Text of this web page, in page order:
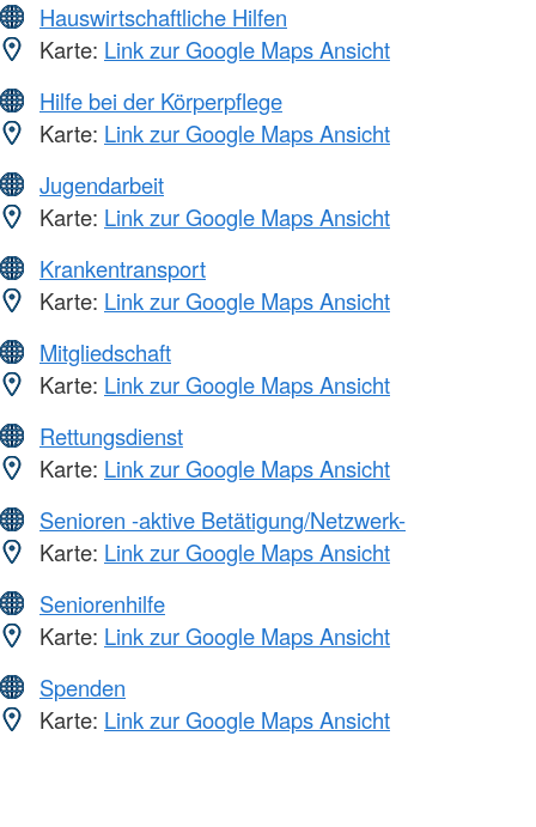
Hauswirtschaftliche Hilfen
Karte: Link zur Google Maps Ansicht
Hilfe bei der Körperpflege
Karte: Link zur Google Maps Ansicht
Jugendarbeit
Karte: Link zur Google Maps Ansicht
Krankentransport
Karte: Link zur Google Maps Ansicht
Mitgliedschaft
Karte: Link zur Google Maps Ansicht
Rettungsdienst
Karte: Link zur Google Maps Ansicht
Senioren -aktive Betätigung/Netzwerk-
Karte: Link zur Google Maps Ansicht
Seniorenhilfe
Karte: Link zur Google Maps Ansicht
Spenden
Karte: Link zur Google Maps Ansicht